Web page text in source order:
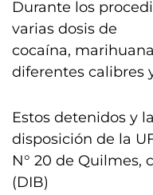
Durante los
varias dosis de
cocaína,
diferentes calibres
Estos detenidos y
disposición de la
N° 20 de Quilmes,
(DIB)